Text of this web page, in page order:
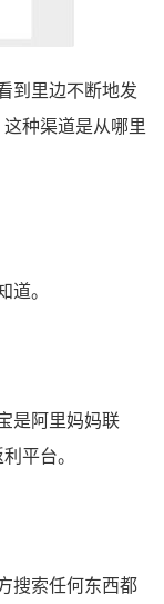
到里边不断地发
种渠道是从哪里
。
是阿里妈妈联
平台。
搜索任何东西都